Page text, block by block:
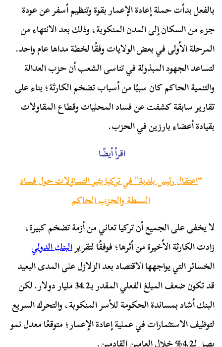
بالفعل بدأت حملة إعادة الإعمار بقوة وتنظيم أسفر عن عودة
جزء من السكان إلى المدن المنكوبة، وذلك بعد الانتهاء من
المرحلة الأولى في بعض الولايات وفقًا لخطة مداها عام واحد.
لتساعد الجهود المبذولة في تناسى الشعب أن حزب العدالة
والتنمية الحاكم كان سببًا من أسباب تضخم الكارثة؛ بناء على
تقارير سابقة كشفت عن فساد المحليات وقطاع المقاولات
بقيادة أعضاء بارزين في الحزب.
اقرأ أيضًا
“اعتقال رئيس بلدية” في تركيا يثير التساؤلات حول فساد
السلطة والحزب الحاكم
لا يخفى على الجميع أن تركيا تعاني من أزمة تضخم كبيرة،
زادت الكارثة الأخيرة من أثرها؛ فوفقًا لتقريرالبنك الدولي
الخسائر التي يواجهها الاقتصاد بعد الزلازل على المدى البعيد
قد تكون ضعف المبلغ الفعلي المقدر بـ34.2 مليار دولار. لكن
البنك أشاد بمساندة الحكومة للأسر المنكوبة، والتحرك السريع
لتوظيف الاستثمارات في عملية إعادة الإعمار؛ متوقعًا معدل نمو